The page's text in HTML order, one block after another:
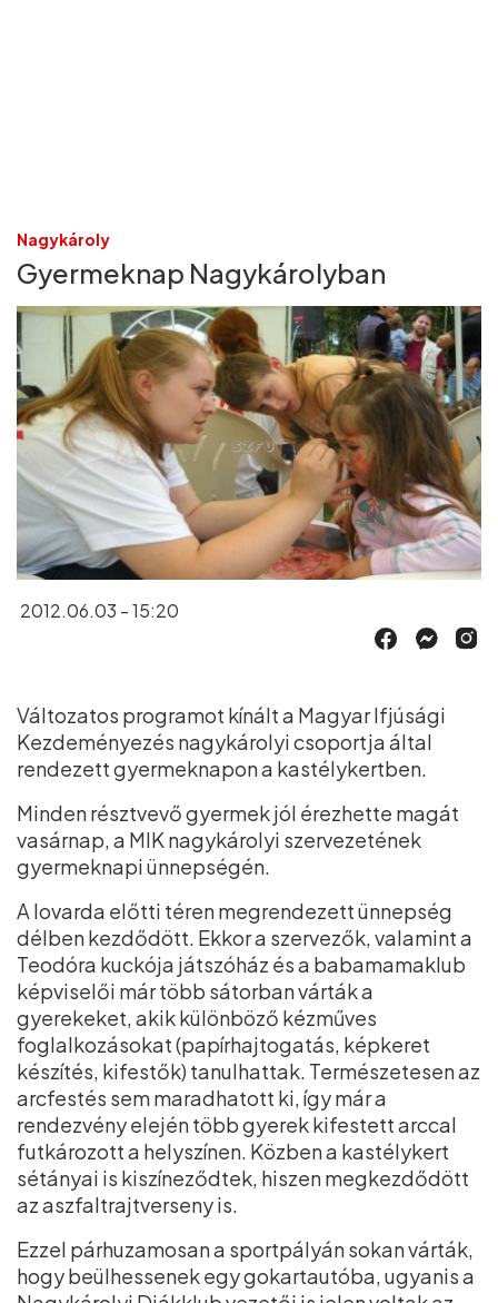
Nagykároly
Gyermeknap Nagykárolyban
2012.06.03 - 15:20
Változatos programot kínált a Magyar Ifjúsági
Kezdeményezés nagykárolyi csoportja által
rendezett gyermeknapon a kastélykertben.
Minden résztvevő gyermek jól érezhette magát
vasárnap, a MIK nagykárolyi szervezetének
gyermeknapi ünnepségén.
A lovarda előtti téren megrendezett ünnepség
délben kezdődött. Ekkor a szervezők, valamint a
Teodóra kuckója játszóház és a babamamaklub
képviselői már több sátorban várták a
gyerekeket, akik különböző kézműves
foglalkozásokat (papírhajtogatás, képkeret
készítés, kifestők) tanulhattak. Természetesen az
arcfestés sem maradhatott ki, így már a
rendezvény elején több gyerek kifestett arccal
futkározott a helyszínen. Közben a kastélykert
sétányai is kiszíneződtek, hiszen megkezdődött
az aszfaltrajtverseny is.
Ezzel párhuzamosan a sportpályán sokan várták,
hogy beülhessenek egy gokartautóba, ugyanis a